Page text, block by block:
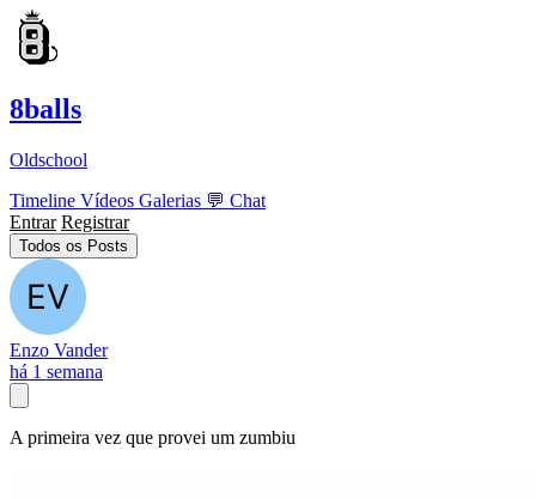
8balls
Oldschool
Timeline Vídeos Galerias 💬 Chat
Entrar Registrar
Todos os Posts
Enzo Vander
há 1 semana
A primeira vez que provei um zumbiu